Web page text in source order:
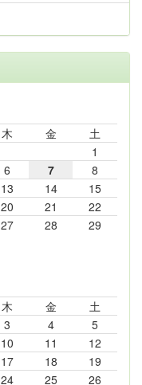
木 金
土
1
6 7
8
13 14
15
20 21
22
27 28
29
木 金
土
3 4
5
10 11
12
17 18
19
24 25 26